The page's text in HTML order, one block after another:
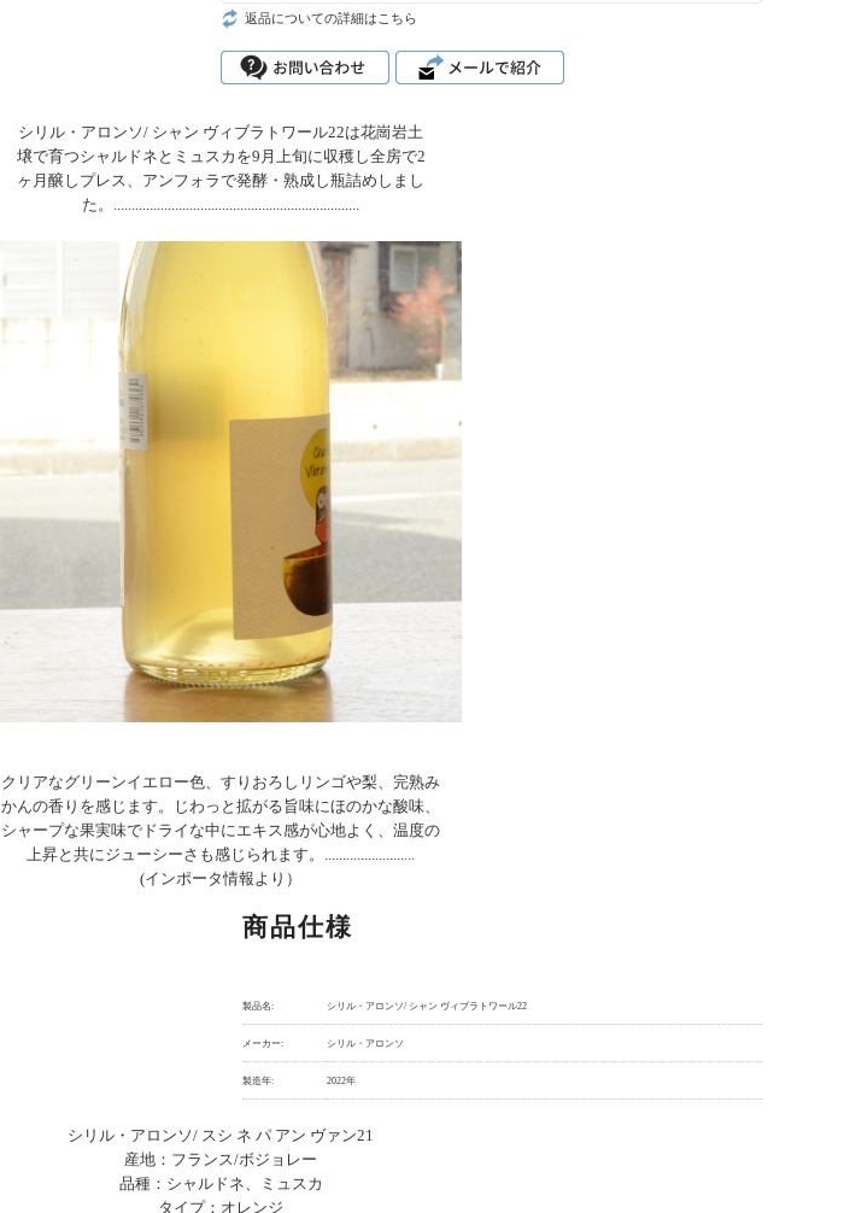
返品についての詳細はこちら
シリル・アロンソ/ シャン ヴィブラトワール22は花崗岩土
壌で育つシャルドネとミュスカを9月上旬に収穫し全房で2
ヶ月醸しプレス、アンフォラで発酵・熟成し瓶詰めしまし
た。....................................................................
クリアなグリーンイエロー色、すりおろしリンゴや梨、完熟み
かんの香りを感じます。じわっと拡がる旨味にほのかな酸味、
シャープな果実味でドライな中にエキス感が心地よく、温度の
上昇と共にジューシーさも感じられます。.........................
(インポータ情報より）
商品仕様
製品名: シリル・アロンソ/ シャン ヴィブラトワール22
メーカー: シリル・アロンソ
製造年: 2022年
シリル・アロンソ/ スシ ネ パ アン ヴァン21
産地：フランス/ボジョレー
品種：シャルドネ、ミュスカ
タイプ：オレンジ